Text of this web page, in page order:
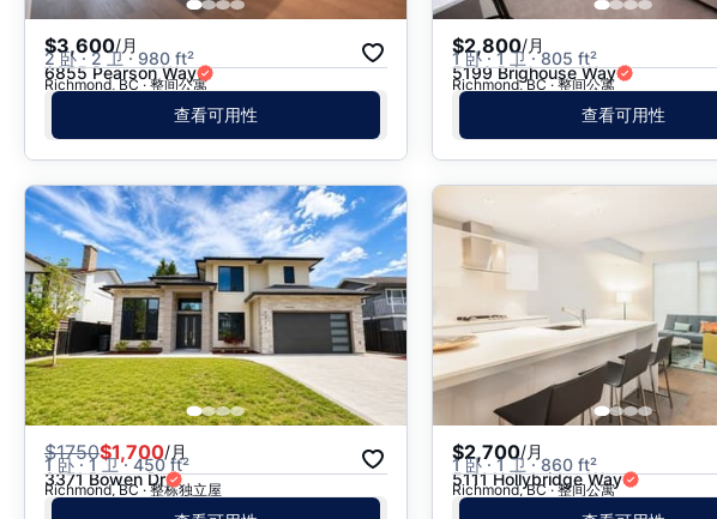
$3,600/月
2 卧 · 2 卫 · 980 ft²
6855 Pearson Way
Richmond, BC · 整间公寓
查看可用性
$2,800/月
1 卧 · 1 卫 · 805 ft²
5199 Brighouse Way
Richmond, BC · 整间公寓
查看可用性
$1750$1,700/月
1 卧 · 1 卫 · 450 ft²
3371 Bowen Dr
Richmond, BC · 整栋独立屋
$2,700/月
1 卧 · 1 卫 · 860 ft²
5111 Hollybridge Way
Richmond, BC · 整间公寓